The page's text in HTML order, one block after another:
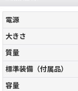
電源
大きさ
質量
標準装備（付属品）
容量